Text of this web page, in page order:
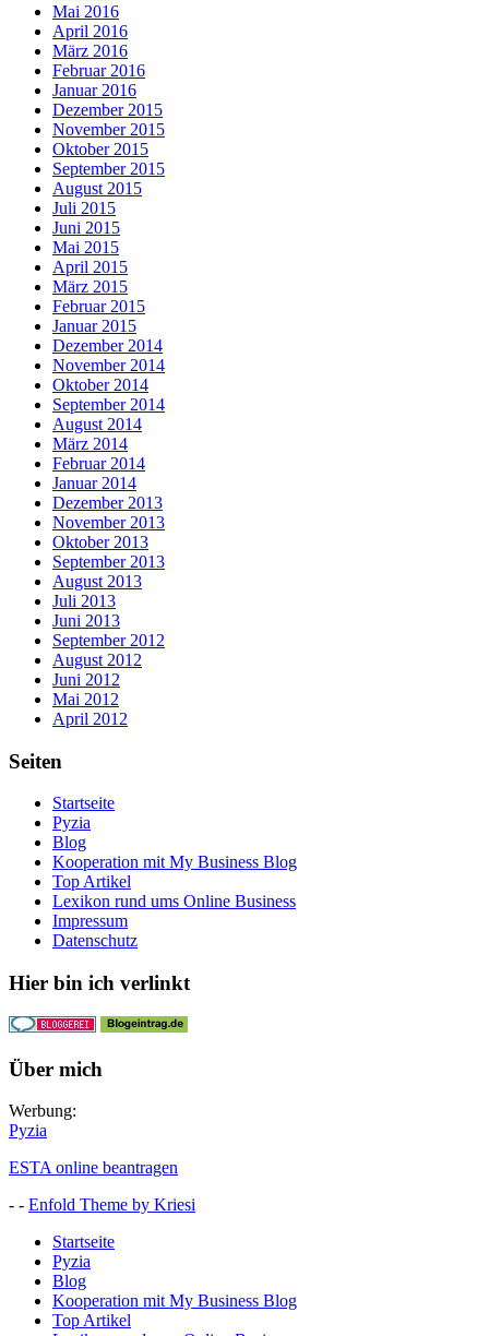
Mai 2016
April 2016
März 2016
Februar 2016
Januar 2016
Dezember 2015
November 2015
Oktober 2015
September 2015
August 2015
Juli 2015
Juni 2015
Mai 2015
April 2015
März 2015
Februar 2015
Januar 2015
Dezember 2014
November 2014
Oktober 2014
September 2014
August 2014
März 2014
Februar 2014
Januar 2014
Dezember 2013
November 2013
Oktober 2013
September 2013
August 2013
Juli 2013
Juni 2013
September 2012
August 2012
Juni 2012
Mai 2012
April 2012
Seiten
Startseite
Pyzia
Blog
Kooperation mit My Business Blog
Top Artikel
Lexikon rund ums Online Business
Impressum
Datenschutz
Hier bin ich verlinkt
Über mich
Werbung:
Pyzia
ESTA online beantragen
- - Enfold Theme by Kriesi
Startseite
Pyzia
Blog
Kooperation mit My Business Blog
Top Artikel